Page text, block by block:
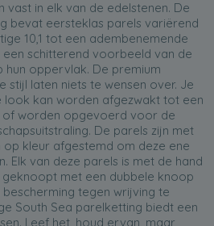
in elk van de edelstenen. De
bevat eersteklas parels variërend
10,1 tot een adembenemende
een schitterend voorbeeld van de
oppervlak. De premium
stijl laten niets te wensen over. Je
look kan worden afgezwakt tot een
of worden opgevoerd voor de
De parels zijn met
kleur afgestemd om deze ene
Elk van deze parels is met de hand
met een dubbele knoop
tegen wrijving te
South Sea parelketting biedt een
Leef het, houd ervan, maar